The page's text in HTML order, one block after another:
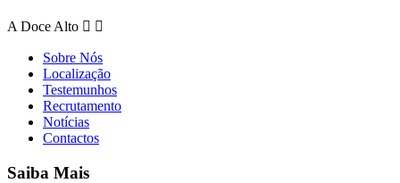
A Doce Alto  
Sobre Nós
Localização
Testemunhos
Recrutamento
Notícias
Contactos
Saiba Mais